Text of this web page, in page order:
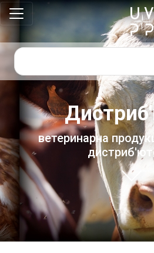
ветеринарна
Групи
препаратів
Протизапальні
препарати
Препарати
регулювання
обміну
речовин
Інше